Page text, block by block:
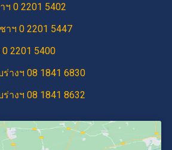
0 2201 5402
ฯ 0 2201 5447
2201 5400
างฯ 08 1841 6830
างฯ 08 1841 8632